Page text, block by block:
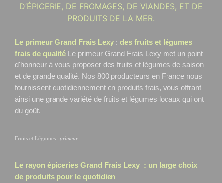
D’ÉPICERIE, DE FROMAGES, DE VIANDES, ET DE
PRODUITS DE LA MER.
Le primeur Grand Frais Lexy : des fruits et légumes
frais de qualité Le primeur Grand Frais Lexy met un point
d'honneur à vous proposer des fruits et légumes de saison
et de grande qualité. Nos 800 producteurs en France nous
fournissent quotidiennement en produits frais, vous offrant
ainsi une grande variété de fruits et légumes locaux qui ont
du goût.
Fruits et Légumes : primeur
Le rayon épiceries Grand Frais Lexy : un large choix
de produits pour le quotidien